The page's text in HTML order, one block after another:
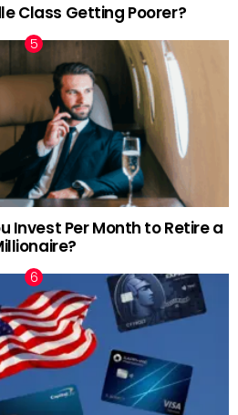
Class Getting Poorer?
Invest Per Month to Retire a